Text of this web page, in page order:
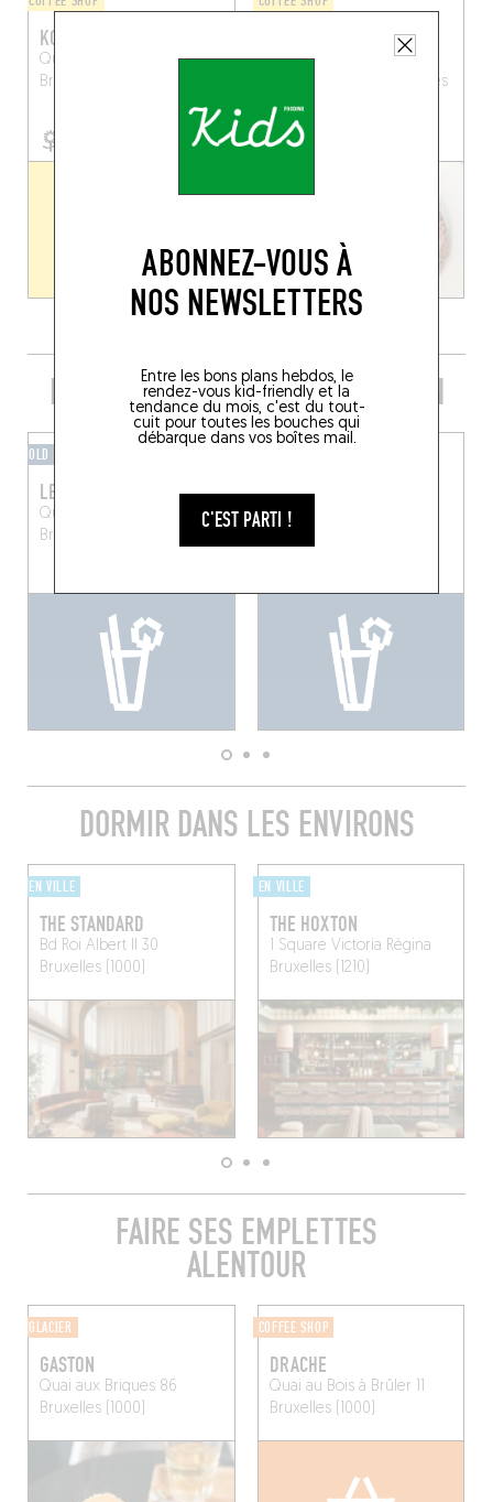
ABONNEZ-VOUS À
NOS NEWSLETTERS
Entre les bons plans hebdos, le
rendez-vous kid-friendly et la
tendance du mois, c'est du tout-
cuit pour toutes les bouches qui
débarque dans vos boîtes mail.
C'EST PARTI !
KOSTO
Quai des Péniches 35
Bruxelles (1000)
Rue Saint-Jean
Bruxelles
(1000)
PRENDRE UN VERRE DANS LE COIN
OLD FASHIONED
LE CHEVAL MARIN
Quai aux Briques 80
Bruxelles (1000)
LARY BAR
Quai au Bois à Brûler 9
DORMIR DANS LES ENVIRONS
EN VILLE
THE STANDARD
Bd Roi Albert II 30
Bruxelles (1000)
EN VILLE
THE HOXTON
1 Square Victoria Régina
Bruxelles (1210)
FAIRE SES EMPLETTES
ALENTOUR
GLACIER
GASTON
Quai aux Briques 86
Bruxelles (1000)
COFFEE SHOP
DRACHE
Quai au Bois à Brûler 11
Bruxelles (1000)